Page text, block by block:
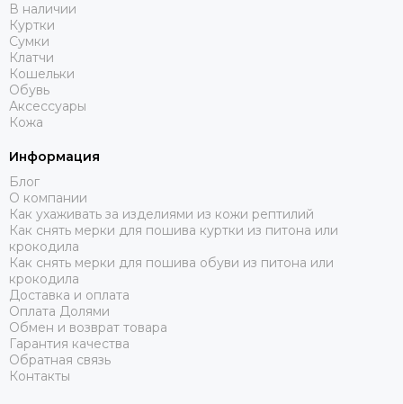
В наличии
Куртки
Сумки
Клатчи
Кошельки
Обувь
Аксессуары
Кожа
Информация
Блог
О компании
Как ухаживать за изделиями из кожи рептилий
Как снять мерки для пошива куртки из питона или
крокодила
Как снять мерки для пошива обуви из питона или
крокодила
Доставка и оплата
Оплата Долями
Обмен и возврат товара
Гарантия качества
Обратная связь
Контакты